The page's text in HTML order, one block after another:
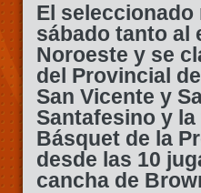
El
sábado tanto al
Noroeste y se
del Provincial
San Vicente y
Santafesino y
Básquet de la
desde las 10
cancha de